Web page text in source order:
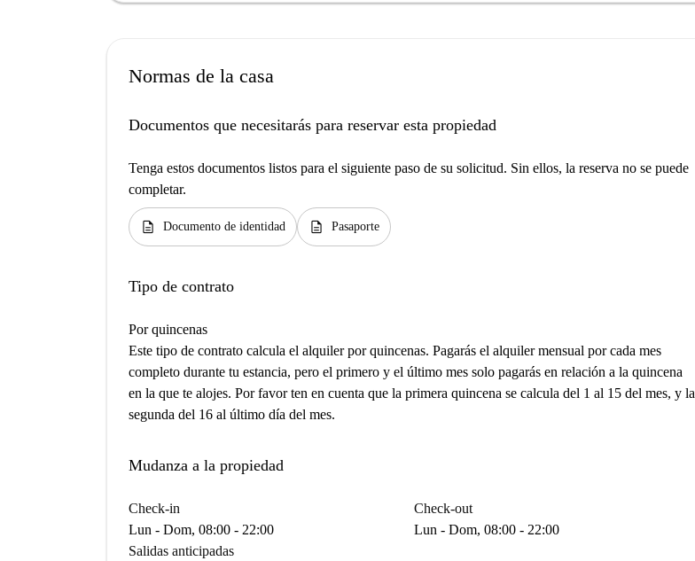
Normas de la casa
Documentos que necesitarás para reservar esta propiedad
Tenga estos documentos listos para el siguiente paso de su solicitud. Sin ellos, la reserva no se puede
completar.
description Documento de identidad description Pasaporte
Tipo de contrato
Por quincenas
Este tipo de contrato calcula el alquiler por quincenas. Pagarás el alquiler mensual por cada mes
completo durante tu estancia, pero el primero y el último mes solo pagarás en relación a la quincena
en la que te alojes. Por favor ten en cuenta que la primera quincena se calcula del 1 al 15 del mes, y la
segunda del 16 al último día del mes.
Mudanza a la propiedad
Check-in
Lun - Dom, 08:00 - 22:00
Check-out
Lun - Dom, 08:00 - 22:00
Salidas anticipadas